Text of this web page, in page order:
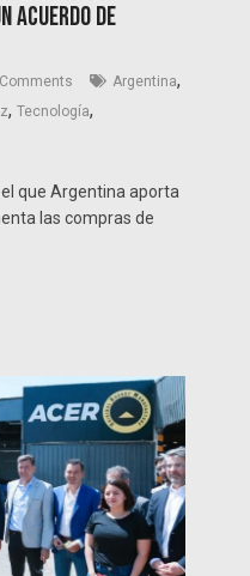
acuerdo de
Argentina,
,Tecnología,
que Argentina aporta
las compras de